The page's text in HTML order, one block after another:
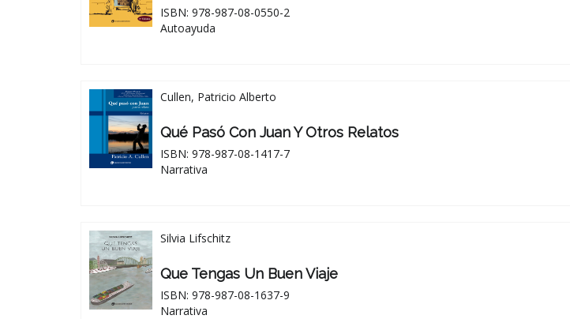
ISBN: 978-987-08-0550-2
Autoayuda
Cullen, Patricio Alberto
Qué Pasó Con Juan Y Otros Relatos
ISBN: 978-987-08-1417-7
Narrativa
Silvia Lifschitz
Que Tengas Un Buen Viaje
ISBN: 978-987-08-1637-9
Narrativa